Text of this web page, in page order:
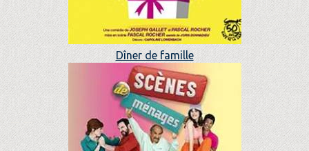
Dîner de famille